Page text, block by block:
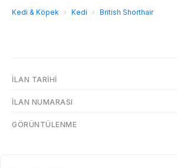
Kedi & Köpek › Kedi › British Shorthair
İLAN TARIHI
İLAN NUMARASI
GÖRÜNTÜLENME